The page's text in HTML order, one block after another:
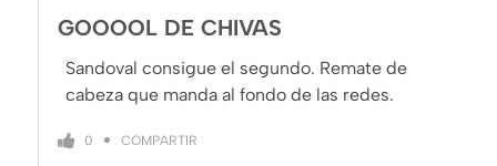
GOOOOL DE CHIVAS
Sandoval consigue el segundo. Remate de
cabeza que manda al fondo de las redes.
0 COMPARTIR